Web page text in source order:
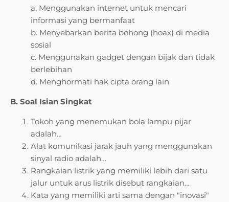
a. Menggunakan internet untuk mencari
informasi yang bermanfaat
b. Menyebarkan berita bohong (hoax) di media
sosial
c. Menggunakan gadget dengan bijak dan tidak
berlebihan
d. Menghormati hak cipta orang lain
B. Soal Isian Singkat
Tokoh yang menemukan bola lampu pijar
adalah…
Alat komunikasi jarak jauh yang menggunakan
sinyal radio adalah…
Rangkaian listrik yang memiliki lebih dari satu
jalur untuk arus listrik disebut rangkaian…
Kata yang memiliki arti sama dengan "inovasi"